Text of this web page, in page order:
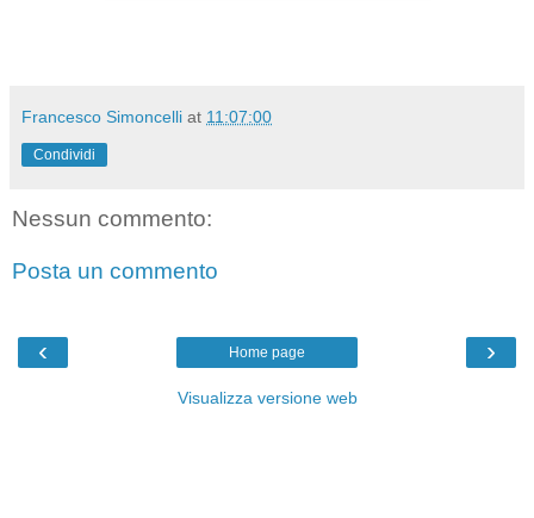
Francesco Simoncelli at 11:07:00
Condividi
Nessun commento:
Posta un commento
‹ ›
Home page
Visualizza versione web